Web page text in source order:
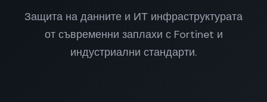
Защита на данните и ИТ инфраструктурата
от съвременни заплахи с Fortinet и
индустриални стандарти.